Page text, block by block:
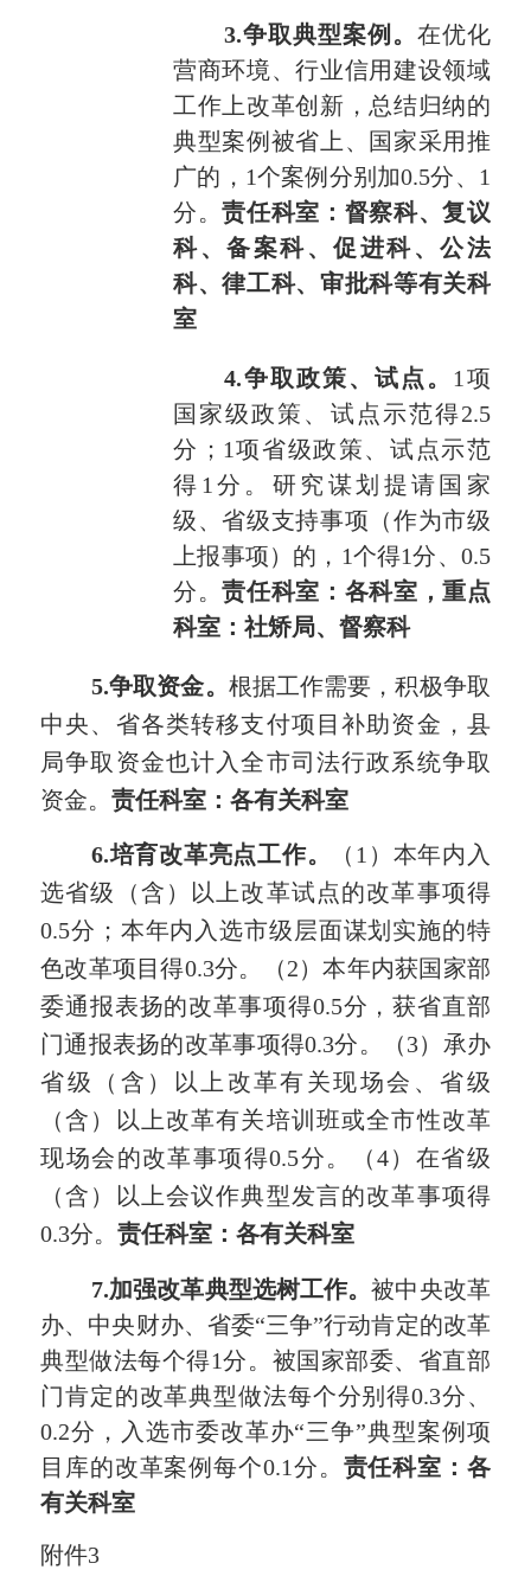
3.争取典型案例。 在优化
营商环境、行业信用建设领域
工作 上改革创新，总结归纳的
典型案例被省上、国家采用推
广的，1个案例分别加0.5分、 1
分。责任科室： 督察科、复议
科、备案科、促进科、公法
科、律工科、审批科等有关科
室
4.争取政策、试点。 1项
国家级政策、试点示范得2.5
分；1项省级政策、试点示范
得1分 。 研究谋划提请国家
级、省级支持事项（作为市级
上报事项）的，1个得1分、0.5
分。责任科室：各科室 ，重点
科室：社矫局、督察科
5.争取资金。 根据工作需要，积极争取
中央、省各类转移支付项目补助资金，县
局争取资金也计入全市司法行政系统争取
资金。责任科室：各有关科室
6.培育改革亮点工作。 （ 1）本年内入
选省级（含）以上改革试点的改革事项得
0.5分；本年内入选市级层面谋划实施的特
色改革项目得0.3分。（2）本年内获国家部
委通报表扬的改革事项得0.5分，获省直部
门通报表扬的改革事项得0.3分。（3）承办
省级（含）以上改革有关现场会、省级
（含）以上改革有关培训班或全市性改革
现场会的改革事项得0.5分。（4）在省级
（含）以上会议作典型发言的改革事项得
0.3分。责任科室：各有关科室
7.加强改革典型选树工作。被中央改革
办、中央财办、省委“三争”行动肯定的改革
典型做法每个得1分。被国家部委、省直部
门肯定的改革典型做法每个分别得0.3分、
0.2分， 入选市委改革办“三争”典型案例项
目库的改革案例每个0.1分。 责任科室：各
有关科室
附件3